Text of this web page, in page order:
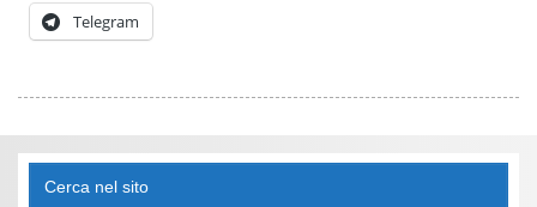
Telegram
Cerca nel sito